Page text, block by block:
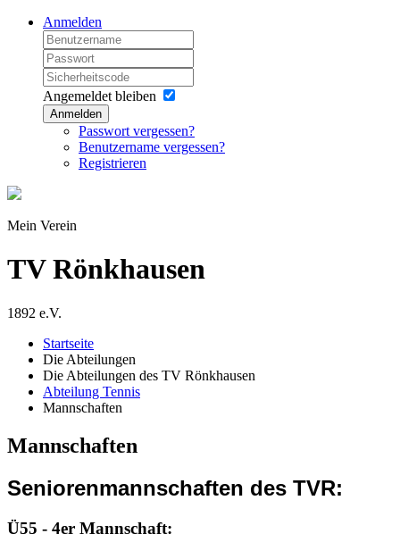
Anmelden
Angemeldet bleiben
Anmelden
Passwort vergessen?
Benutzername vergessen?
Registrieren
Mein Verein
TV Rönkhausen
1892 e.V.
Startseite
Die Abteilungen
Die Abteilungen des TV Rönkhausen
Abteilung Tennis
Mannschaften
Mannschaften
Seniorenmannschaften des TVR:
Ü55 - 4er Mannschaft: